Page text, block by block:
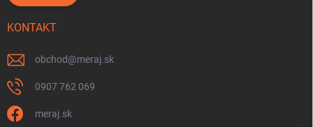
KONTAKT
obchod@meraj.sk
0907 762 069
meraj.sk